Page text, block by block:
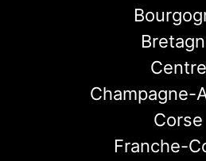
Centre
Champagne-
Corse
Franche-